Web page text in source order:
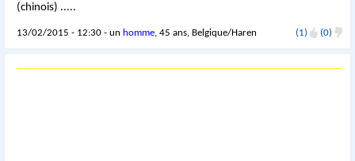
(chinois) .....
13/02/2015 - 12:30 - un homme, 45 ans, Belgique/Haren (1) (0)